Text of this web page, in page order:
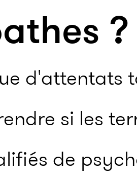
?
d'attentats
si les
de